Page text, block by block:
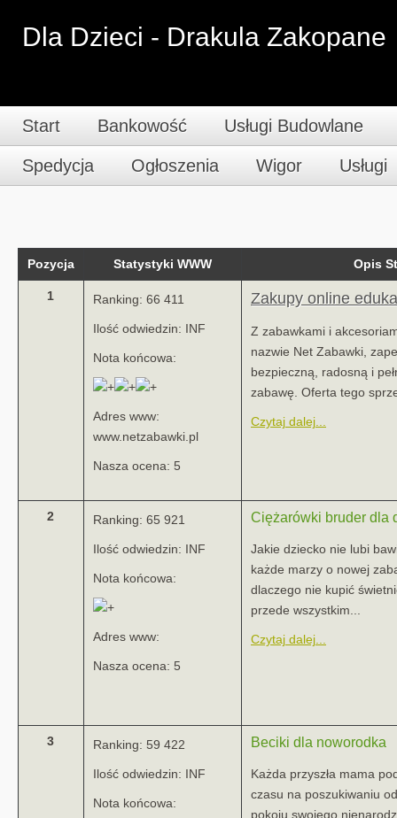
Dla Dzieci - Drakula Zakopane
Start Bankowość Usługi Budowlane
Spedycja Ogłoszenia Wigor Usługi
Pozycja Statystyki WWW Opis
1 Ranking: 66 411
Ilość odwiedzin: INF
Nota końcowa:
Adres www:
www.netzabawki.pl
Nasza ocena: 5
Zakupy online
Z zabawkami i
nazwie Net Zabawki,
bezpieczną, radosną i
zabawę. Oferta tego
Czytaj dalej...
2 Ranking: 65 921
Ilość odwiedzin: INF
Nota końcowa:
Adres www:
Nasza ocena: 5
Ciężarówki bruder dla
Jakie dziecko nie lubi
każde marzy o nowej
dlaczego nie kupić
przede wszystkim...
Czytaj dalej...
3 Ranking: 59 422
Ilość odwiedzin: INF
Nota końcowa:
Beciki dla noworodka
Każda przyszła mama
czasu na poszukiwaniu
pokoju swojego